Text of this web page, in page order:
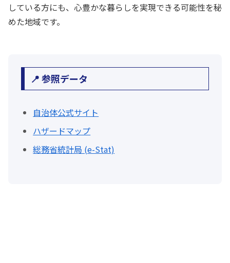
している方にも、心豊かな暮らしを実現できる可能性を秘
めた地域です。
📍 参照データ
自治体公式サイト
ハザードマップ
総務省統計局 (e-Stat)